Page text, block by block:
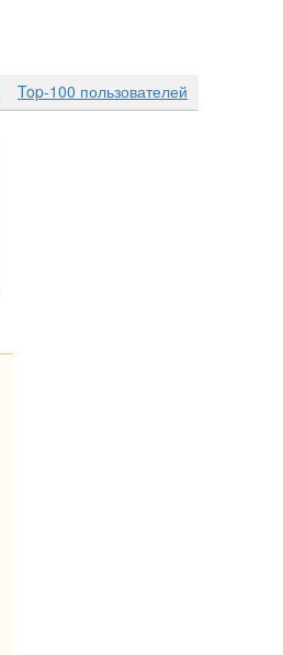
Top-100 пользователей